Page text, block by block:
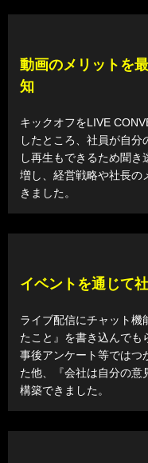
動画のメリットを
知
キックオフをLIVE
したところ、社員が自
し再生もできるため聞
増し、経営戦略や社長の
きました。
イベントを通じて
ライブ配信にチャット機
たこと』を書き込んでも
事後アンケート等ではつ
た他、『会社は自分の意
構築できました。